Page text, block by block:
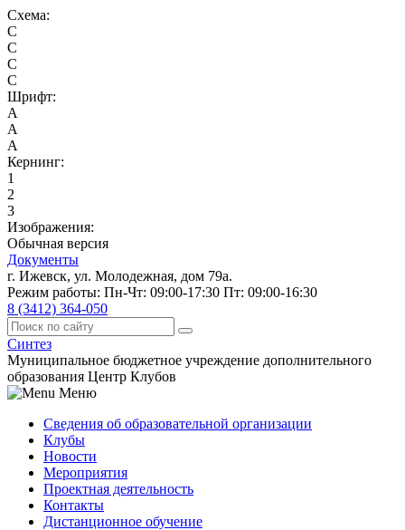
Схема:
C
C
C
C
Шрифт:
A
A
A
Кернинг:
1
2
3
Изображения:
Обычная версия
Документы
г. Ижевск, ул. Молодежная, дом 79а.
Режим работы: Пн-Чт: 09:00-17:30 Пт: 09:00-16:30
8 (3412) 364-050
Синтез
Муниципальное бюджетное учреждение дополнительного
образования Центр Клубов
Меню
Сведения об образовательной организации
Клубы
Новости
Мероприятия
Проектная деятельность
Контакты
Дистанционное обучение